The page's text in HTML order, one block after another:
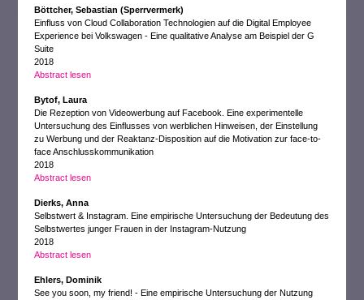
Böttcher, Sebastian (Sperrvermerk)
Einfluss von Cloud Collaboration Technologien auf die Digital Employee
Experience bei Volkswagen - Eine qualitative Analyse am Beispiel der G
Suite
2018
Abstract lesen
Bytof, Laura
Die Rezeption von Videowerbung auf Facebook. Eine experimentelle
Untersuchung des Einflusses von werblichen Hinweisen, der Einstellung
zu Werbung und der Reaktanz-Disposition auf die Motivation zur face-to-
face Anschlusskommunikation
2018
Abstract lesen
Dierks, Anna
Selbstwert & Instagram. Eine empirische Untersuchung der Bedeutung des
Selbstwertes junger Frauen in der Instagram-Nutzung
2018
Abstract lesen
Ehlers, Dominik
See you soon, my friend! - Eine empirische Untersuchung der Nutzung